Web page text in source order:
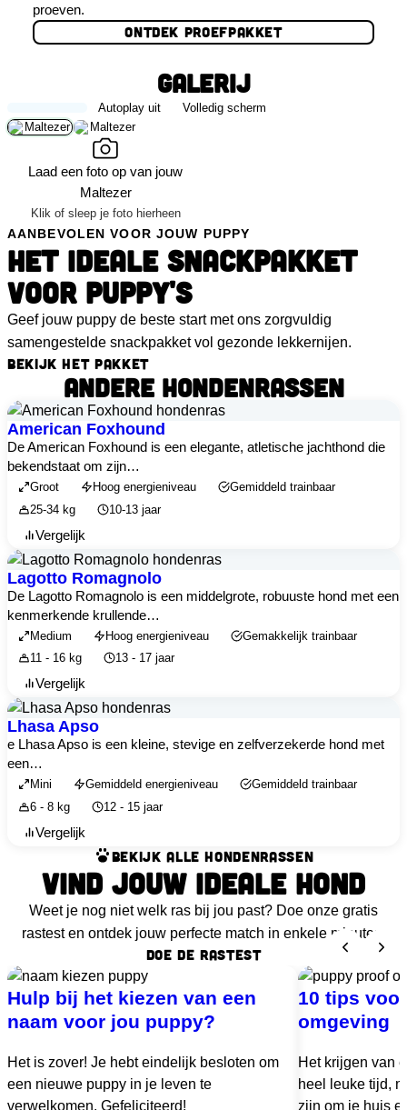
proeven.
ONTDEK PROEFPAKKET
GALERIJ
Autoplay uit Volledig scherm
Laad een foto op van jouw
Maltezer
Klik of sleep je foto hierheen
AANBEVOLEN VOOR JOUW PUPPY
HET IDEALE SNACKPAKKET
VOOR PUPPY'S
Geef jouw puppy de beste start met ons zorgvuldig
samengestelde snackpakket vol gezonde lekkernijen.
BEKIJK HET PAKKET
ANDERE HONDENRASSEN
American Foxhound
De American Foxhound is een elegante, atletische jachthond die
bekendstaat om zijn…
Groot Hoog energieniveau
Gemiddeld trainbaar
25-34 kg
10-13 jaar
Vergelijk
Lagotto Romagnolo
De Lagotto Romagnolo is een middelgrote, robuuste hond met een
kenmerkende krullende…
Medium Hoog energieniveau
Gemakkelijk trainbaar
11 - 16 kg
13 - 17 jaar
Vergelijk
Lhasa Apso
e Lhasa Apso is een kleine, stevige en zelfverzekerde hond met
een…
Mini Gemiddeld energieniveau
Gemiddeld trainbaar
6 - 8 kg
12 - 15 jaar
Vergelijk
BEKIJK ALLE HONDENRASSEN
VIND JOUW IDEALE HOND
Weet je nog niet welk ras bij jou past? Doe onze gratis
rastest en ontdek jouw perfecte match in enkele minuten.
DOE DE RASTEST
Hulp bij het kiezen van een
naam voor jou puppy?
Het is zover! Je hebt eindelijk besloten om
een nieuwe puppy in je leven te
verwelkomen. Gefeliciteerd!
10 tips
omgeving
Het krijgen van
heel leuke tijd,
zijn om je huis